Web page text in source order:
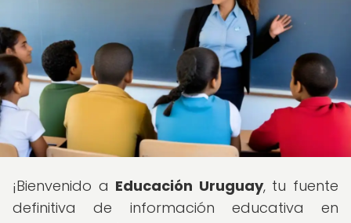
¡Bienvenido a Educación Uruguay, tu fuente
definitiva de información educativa en